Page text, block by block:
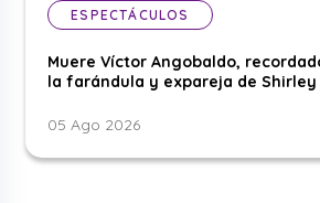
ESPECTÁCULOS
Muere Víctor Angobaldo,
la farándula y expareja de Shirley
05 Ago 2026